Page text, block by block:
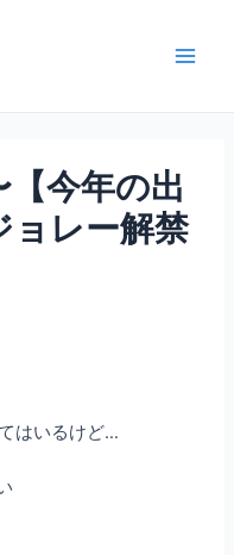
今年の出
ョレー解禁
はいるけど…